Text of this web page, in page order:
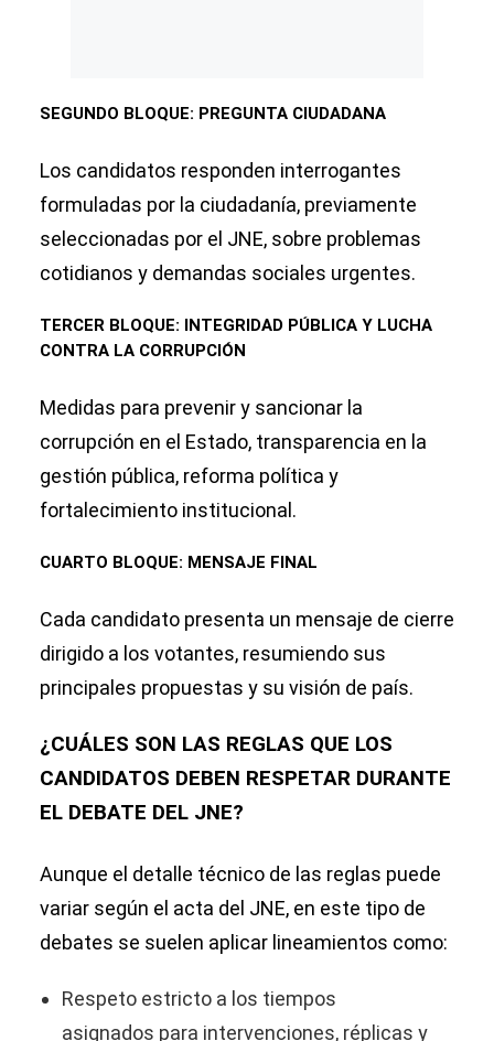
SEGUNDO BLOQUE: PREGUNTA CIUDADANA
Los candidatos responden interrogantes
formuladas por la ciudadanía, previamente
seleccionadas por el JNE, sobre problemas
cotidianos y demandas sociales urgentes.
TERCER BLOQUE: INTEGRIDAD PÚBLICA Y LUCHA
CONTRA LA CORRUPCIÓN
Medidas para prevenir y sancionar la
corrupción en el Estado, transparencia en la
gestión pública, reforma política y
fortalecimiento institucional.
CUARTO BLOQUE: MENSAJE FINAL
Cada candidato presenta un mensaje de cierre
dirigido a los votantes, resumiendo sus
principales propuestas y su visión de país.
¿CUÁLES SON LAS REGLAS QUE LOS
CANDIDATOS DEBEN RESPETAR DURANTE
EL DEBATE DEL JNE?
Aunque el detalle técnico de las reglas puede
variar según el acta del JNE, en este tipo de
debates se suelen aplicar lineamientos como:
Respeto estricto a los tiempos
asignados para intervenciones, réplicas y